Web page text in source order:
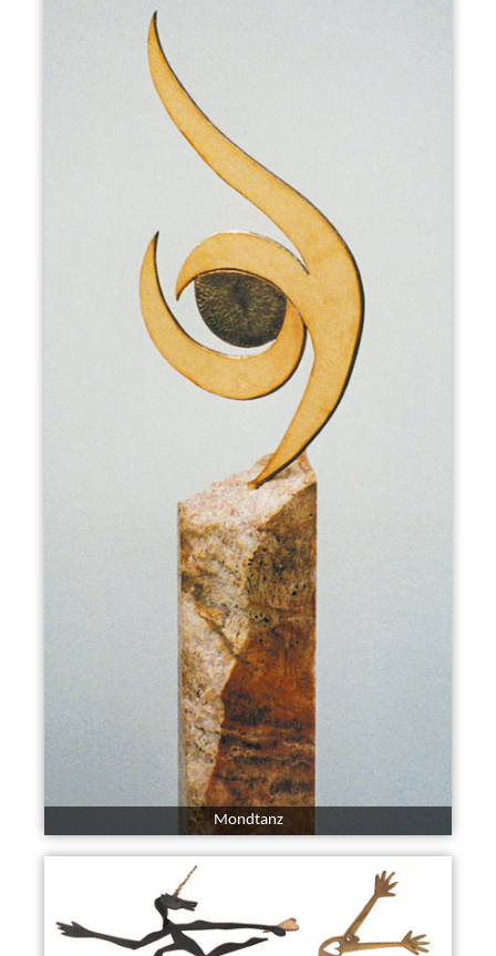
Mondtanz